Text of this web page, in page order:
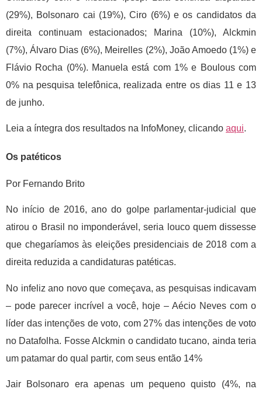
(29%), Bolsonaro cai (19%), Ciro (6%) e os candidatos da
direita continuam estacionados; Marina (10%), Alckmin
(7%), Álvaro Dias (6%), Meirelles (2%), João Amoedo (1%) e
Flávio Rocha (0%). Manuela está com 1% e Boulous com
0% na pesquisa telefônica, realizada entre os dias 11 e 13
de junho.
Leia a íntegra dos resultados na InfoMoney, clicando aqui.
Os patéticos
Por Fernando Brito
No início de 2016, ano do golpe parlamentar-judicial que
atirou o Brasil no imponderável, seria louco quem dissesse
que chegaríamos às eleições presidenciais de 2018 com a
direita reduzida a candidaturas patéticas.
No infeliz ano novo que começava, as pesquisas indicavam
– pode parecer incrível a você, hoje – Aécio Neves com o
líder das intenções de voto, com 27% das intenções de voto
no Datafolha. Fosse Alckmin o candidato tucano, ainda teria
um patamar do qual partir, com seus então 14%
Jair Bolsonaro era apenas um pequeno quisto (4%, na